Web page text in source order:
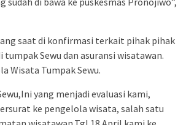
saat di konfirmasi terkait pihak pihak
Sewu dan asuransi wisatawan.
Wisata Tumpak Sewu.
yang menjadi evaluasi kami,
ke pengelola wisata, salah satu